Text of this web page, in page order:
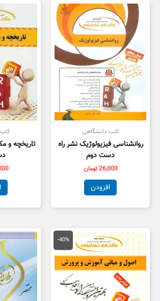
کتب دانشگاهی
روانشناسی فیزیولوژیک نشر راه
دست دوم
26,000تومان
افزودن
تاریخچه و
-40%
قیمت
اصلی
134,000 تومان
بود.
قیمت
فعلی
است.